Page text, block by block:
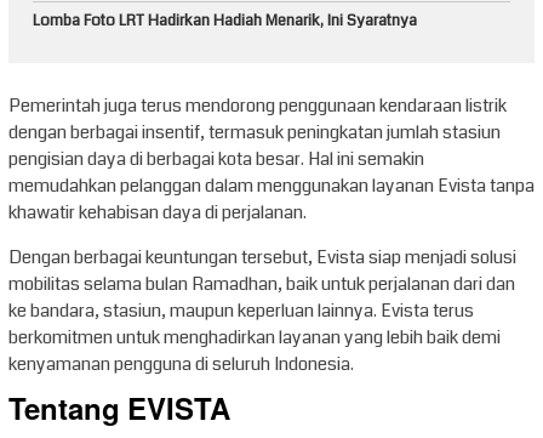
Lomba Foto LRT Hadirkan Hadiah Menarik, Ini Syaratnya
Pemerintah juga terus mendorong penggunaan kendaraan listrik
dengan berbagai insentif, termasuk peningkatan jumlah stasiun
pengisian daya di berbagai kota besar. Hal ini semakin
memudahkan pelanggan dalam menggunakan layanan Evista tanpa
khawatir kehabisan daya di perjalanan.
Dengan berbagai keuntungan tersebut, Evista siap menjadi solusi
mobilitas selama bulan Ramadhan, baik untuk perjalanan dari dan
ke bandara, stasiun, maupun keperluan lainnya. Evista terus
berkomitmen untuk menghadirkan layanan yang lebih baik demi
kenyamanan pengguna di seluruh Indonesia.
Tentang EVISTA